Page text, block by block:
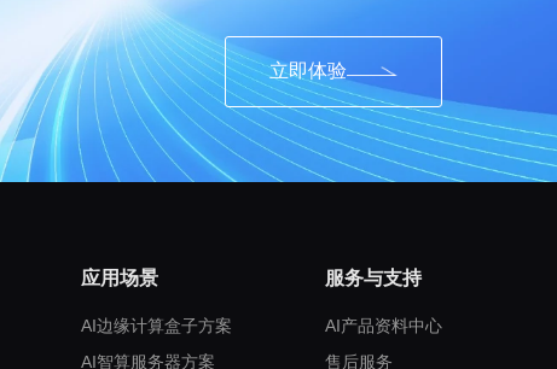
立即体验
应用场景
AI边缘计算盒子方案
AI智算服务器方案
服务与支持
AI产品资料中心
售后服务